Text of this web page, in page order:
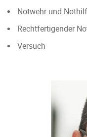
Notwehr und
Rechtfertigender
Versuch